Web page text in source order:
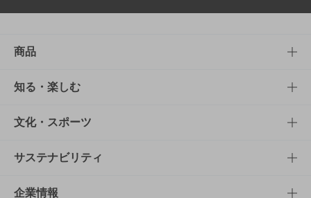
商品
商品TOP
商品一覧
商品発売情報
栄養成分一覧
知る・楽しむ
知る・楽しむTOP
キャンペーン
工場見学
文化・スポーツ
文化・スポーツTOP
サントリーホール
サステナビリティ
サステナビリティTOP
企業情報